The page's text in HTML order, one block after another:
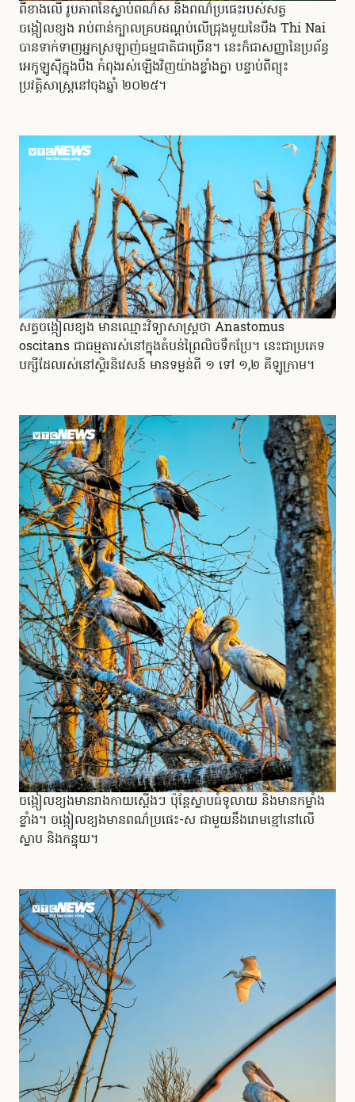
ពីខាងលើ រូបភាពនៃស្លាប់ពណ៌ស និងពណ៌ប្រផេះរបស់សត្វ
ចង្កៀលខ្យង រាប់ពាន់ក្បាលគ្របដណ្តប់លើជ្រុងមួយនៃបឹង Thi Nai
បានទាក់ទាញអ្នកស្រឡាញ់ធម្មជាតិជាច្រើន។ នេះក៏ជាសញ្ញានៃប្រព័ន្ធ
អេកូឡូស៊ីក្នុងបឹង កំពុងរស់ឡើងវិញយ៉ាងខ្លាំងក្លា បន្ទាប់ពីព្យុះ
ប្រវត្តិសាស្ត្រនៅចុងឆ្នាំ ២០២៥។
សត្វចង្កៀលខ្យង មានឈ្មោះវិទ្យាសាស្ត្រថា Anastomus
oscitans ជាធម្មតារស់នៅក្នុងតំបន់ព្រៃលិចទឹកប្រែ។ នេះជាប្រភេទ
បក្សីដែលរស់នៅស្ថិរនិវេសន៍ មានទម្ងន់ពី ១ ទៅ ១,២ គីឡូក្រាម។
ចង្កៀលខ្យងមានរាងកាយស្ដើងៗ ប៉ុន្តែស្លាបធំទូលាយ និងមានកម្លាំង
ខ្លាំង។ ចង្កៀលខ្យងមានពណ៌ប្រផេះ-ស ជាមួយនឹងរោមខ្មៅនៅលើ
ស្លាប និងកន្ទុយ។